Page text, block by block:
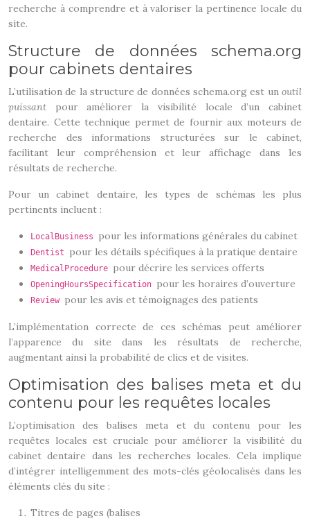
recherche à comprendre et à valoriser la pertinence locale du
site.
Structure de données schema.org
pour cabinets dentaires
L’utilisation de la structure de données schema.org est un outil
puissant pour améliorer la visibilité locale d’un cabinet
dentaire. Cette technique permet de fournir aux moteurs de
recherche des informations structurées sur le cabinet,
facilitant leur compréhension et leur affichage dans les
résultats de recherche.
Pour un cabinet dentaire, les types de schémas les plus
pertinents incluent :
LocalBusiness pour les informations générales du cabinet
Dentist pour les détails spécifiques à la pratique dentaire
MedicalProcedure pour décrire les services offerts
OpeningHoursSpecification pour les horaires d’ouverture
Review pour les avis et témoignages des patients
L’implémentation correcte de ces schémas peut améliorer
l’apparence du site dans les résultats de recherche,
augmentant ainsi la probabilité de clics et de visites.
Optimisation des balises meta et du
contenu pour les requêtes locales
L’optimisation des balises meta et du contenu pour les
requêtes locales est cruciale pour améliorer la visibilité du
cabinet dentaire dans les recherches locales. Cela implique
d’intégrer intelligemment des mots-clés géolocalisés dans les
éléments clés du site :
Titres de pages (balises